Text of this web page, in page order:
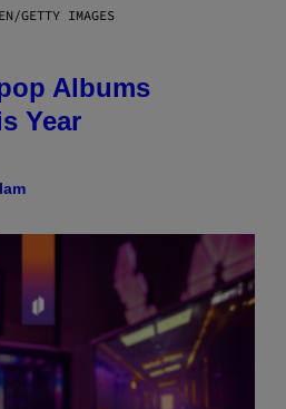
GETTY IMAGES
Albums
Year